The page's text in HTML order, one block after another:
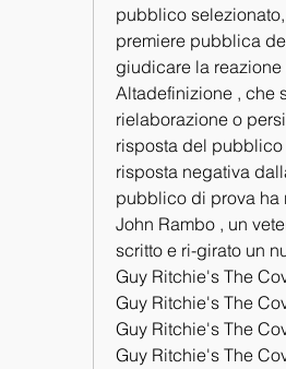
pubblico
premiere pubblica
giudicare la
Altadefinizione , che
rielaborazione o
risposta del
risposta negativa
pubblico di prova ha
John Rambo , un
scritto e ri-girato un
Guy Ritchie's The
Guy Ritchie's The
Guy Ritchie's The
Guy Ritchie's The